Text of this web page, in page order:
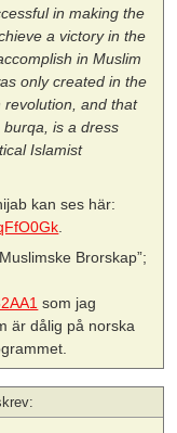
in making the
a victory in the
in Muslim
only created in the
revolution, and that
is a dress
Islamist
kan ses här:
Brorskap”;
som jag
är dålig på norska